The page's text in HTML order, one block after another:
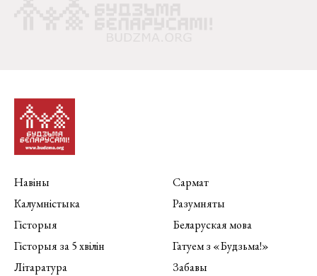
Навіны
Калумністыка
Гісторыя
Гісторыя за 5 хвілін
Літаратура
Сармат
Разумняты
Беларуская мова
Гатуем з «Будзьма!»
Забавы